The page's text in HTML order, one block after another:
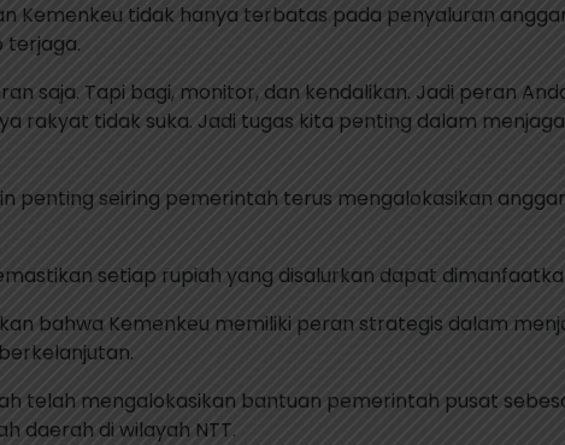
Kemenkeu tidak hanya terbatas pada penyaluran
terjaga.
saja. Tapi bagi, monitor, dan kendalikan. Jadi peran
rakyat tidak suka. Jadi tugas kita penting dalam
penting seiring pemerintah terus mengalokasikan
setiap rupiah yang disalurkan dapat
bahwa Kemenkeu memiliki peran strategis dalam
telah mengalokasikan bantuan pemerintah pusat
daerah di wilayah NTT.